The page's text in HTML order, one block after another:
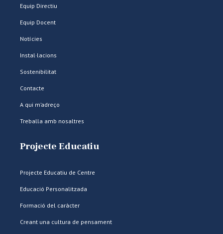
Equip Directiu
Equip Docent
Notícies
Instal·lacions
Sostenibilitat
Contacte
A qui m’adreço
Treballa amb nosaltres
Projecte Educatiu
Projecte Educatiu de Centre
Educació Personalitzada
Formació del caràcter
Creant una cultura de pensament